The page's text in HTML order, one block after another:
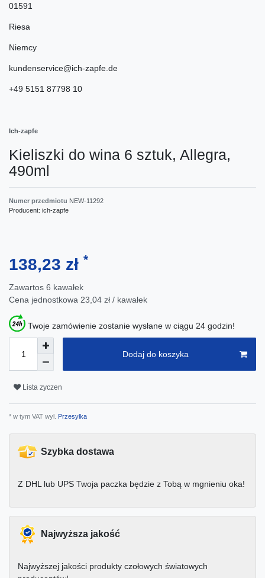
01591
Riesa
Niemcy
kundenservice@ich-zapfe.de
+49 5151 87798 10
Ich-zapfe
Kieliszki do wina 6 sztuk, Allegra,
490ml
Numer przedmiotu NEW-11292
Producent: ich-zapfe
138,23 zł *
Zawartos 6 kawałek
Cena jednostkowa 23,04 zł / kawałek
Twoje zamówienie zostanie wysłane w ciągu 24 godzin!
Dodaj do koszyka
Lista zyczen
* w tym VAT wyl. Przesyłka
Szybka dostawa
Z DHL lub UPS Twoja paczka będzie z Tobą w mgnieniu oka!
Najwyższa jakość
Najwyższej jakości produkty czołowych światowych